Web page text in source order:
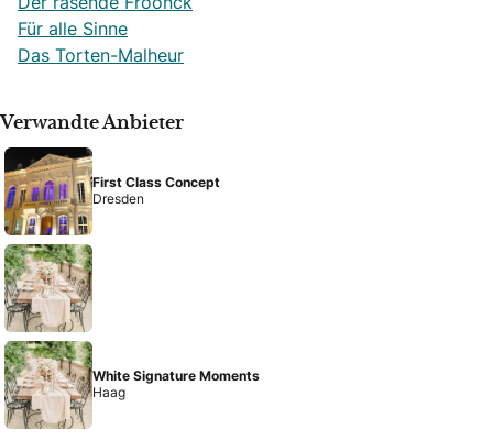
Für alle Sinne
Das Torten-Malheur
Verwandte Anbieter
First Class Concept
Dresden
White Signature Moments
Haag